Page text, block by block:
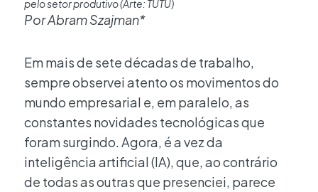
pelo setor produtivo (Arte: TUTU)
Por Abram Szajman*
Em mais de sete décadas de trabalho,
sempre observei atento os movimentos do
mundo empresarial e, em paralelo, as
constantes novidades tecnológicas que
foram surgindo. Agora, é a vez da
inteligência artificial (IA), que, ao contrário
de todas as outras que presenciei, parece